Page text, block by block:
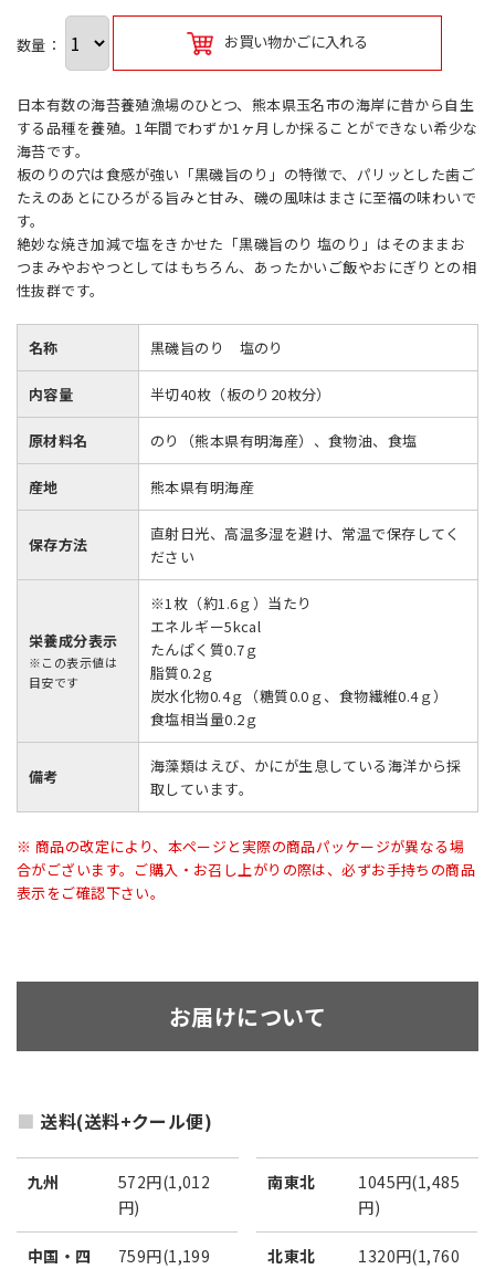
数量： お買い物かごに入れる
日本有数の海苔養殖漁場のひとつ、熊本県玉名市の海岸に昔から自生
する品種を養殖。1年間でわずか1ヶ月しか採ることができない希少な
海苔です。
板のりの穴は食感が強い「黒磯旨のり」の特徴で、パリッとした歯ご
たえのあとにひろがる旨みと甘み、磯の風味はまさに至福の味わいで
す。
絶妙な焼き加減で塩をきかせた「黒磯旨のり 塩のり」はそのままお
つまみやおやつとしてはもちろん、あったかいご飯やおにぎりとの相
性抜群です。
名称 黒磯旨のり 塩のり
内容量 半切40枚（板のり20枚分）
原材料名 のり（熊本県有明海産）、食物油、食塩
産地 熊本県有明海産
保存方法
直射日光、高温多湿を避け、常温で保存してく
ださい
栄養成分表示
※この表示値は
目安です
※1枚（約1.6ｇ）当たり
エネルギー5kcal
たんぱく質0.7ｇ
脂質0.2ｇ
炭水化物0.4ｇ（糖質0.0ｇ、食物繊維0.4ｇ）
食塩相当量0.2ｇ
備考
海藻類はえび、かにが生息している海洋から採
取しています。
※ 商品の改定により、本ページと実際の商品パッケージが異なる場
合がございます。ご購入・お召し上がりの際は、必ずお手持ちの商品
表示をご確認下さい。
お届けについて
送料(送料+クール便)
九州
572円(1,012
円)
中国・四
759円(1,199
南東北
1045円(1,485
円)
北東北
1320円(1,760